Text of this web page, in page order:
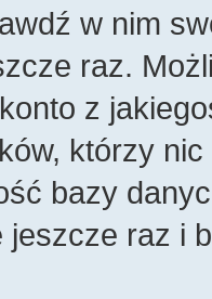
w nim
raz.
z
którzy
bazy
jeszcze raz i